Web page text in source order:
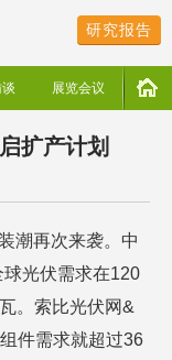
研究报告
展览会议
扩产计划
潮再次来袭。中
光伏需求在120
。索比光伏网&
件需求就超过36